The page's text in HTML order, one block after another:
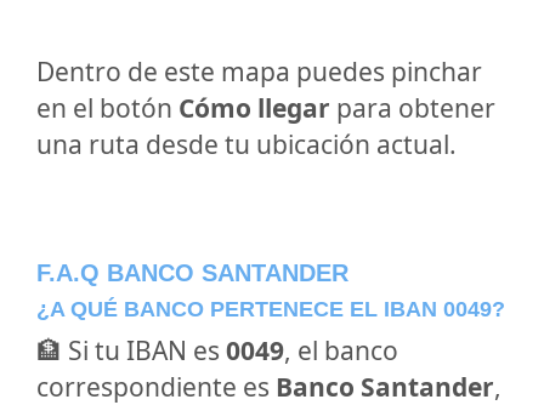
Dentro de este mapa puedes pinchar
en el botón Cómo llegar para obtener
una ruta desde tu ubicación actual.
F.A.Q BANCO SANTANDER
¿A QUÉ BANCO PERTENECE EL IBAN 0049?
🏦 Si tu IBAN es 0049, el banco
correspondiente es Banco Santander,